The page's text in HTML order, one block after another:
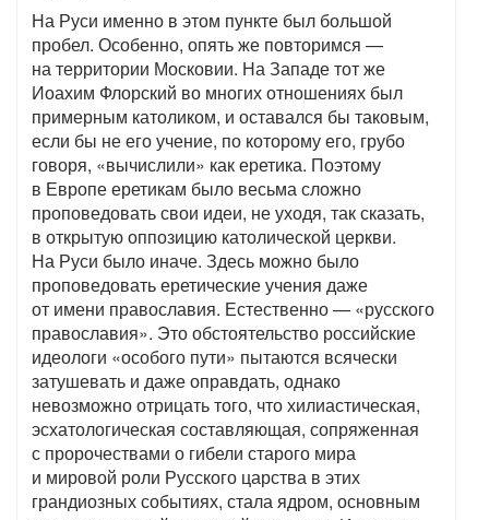
На Руси именно в этом пункте был большой
пробел. Особенно, опять же повторимся —
на территории Московии. На Западе тот же
Иоахим Флорский во многих отношениях был
примерным католиком, и оставался бы таковым,
если бы не его учение, по которому его, грубо
говоря, «вычислили» как еретика. Поэтому
в Европе еретикам было весьма сложно
проповедовать свои идеи, не уходя, так сказать,
в открытую оппозицию католической церкви.
На Руси было иначе. Здесь можно было
проповедовать еретические учения даже
от имени православия. Естественно — «русского
православия». Это обстоятельство российские
идеологи «особого пути» пытаются всячески
затушевать и даже оправдать, однако
невозможно отрицать того, что хилиастическая,
эсхатологическая составляющая, сопряженная
с пророчествами о гибели старого мира
и мировой роли Русского царства в этих
грандиозных событиях, стала ядром, основным